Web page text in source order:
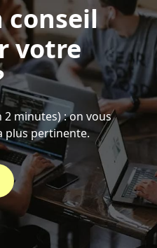
conseil
votre
minutes) : on vous
plus pertinente.